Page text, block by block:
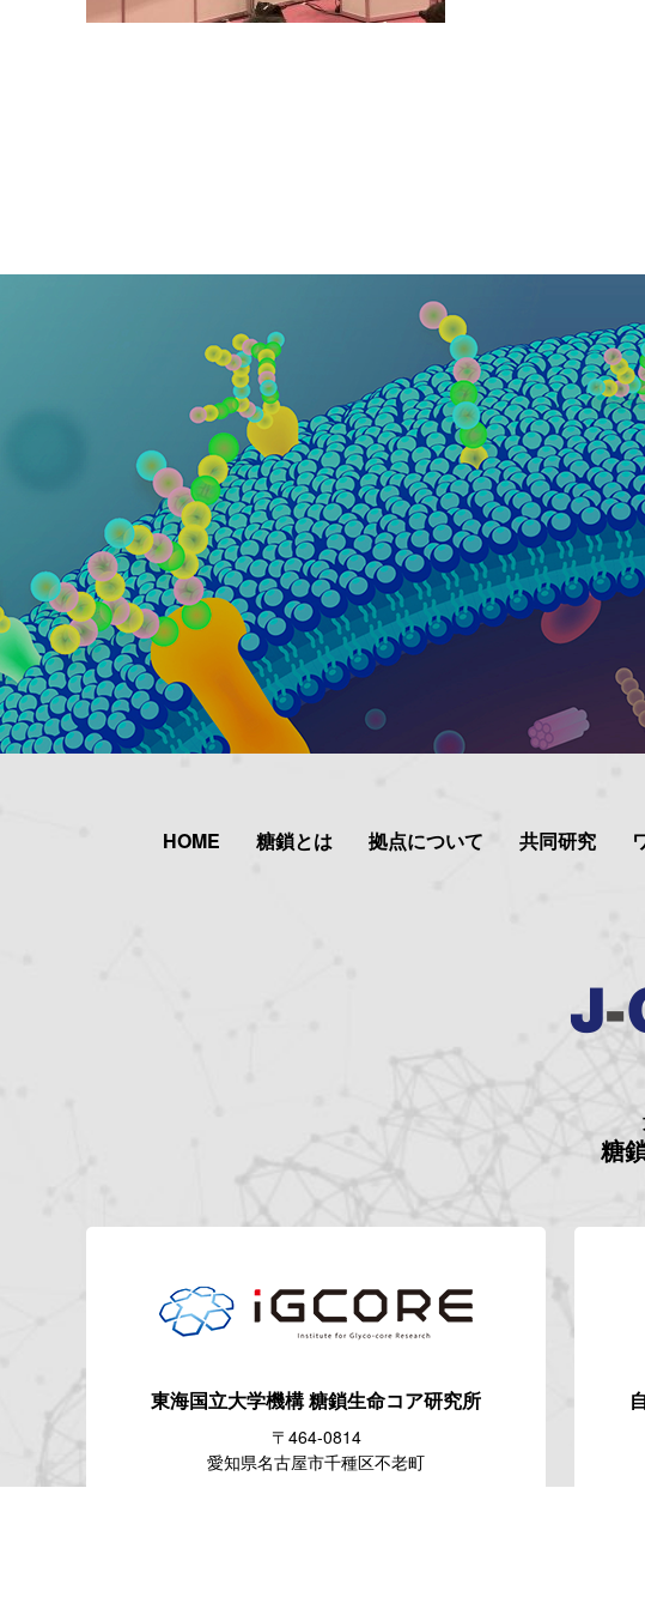
HOME 糖鎖とは 拠点について 共同研究
糖
東海国立大学機構糖鎖生命コア研究所
〒464-0814
愛知県名古屋市千種区不老町